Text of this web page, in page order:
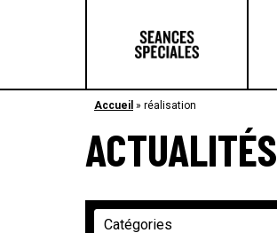
Accueil » réalisation
ACTUALITÉS